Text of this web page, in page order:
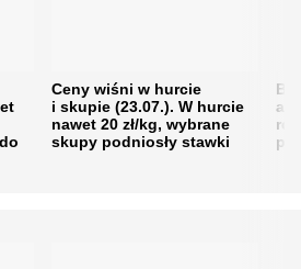
Ceny wiśni w hurcie
i skupie (23.07.). W hurcie
nawet 20 zł/kg, wybrane
skupy podniosły stawki